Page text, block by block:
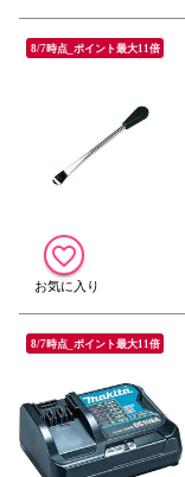
8/7時点_ポイント最大11倍
8/7時点_ポイント最大11倍